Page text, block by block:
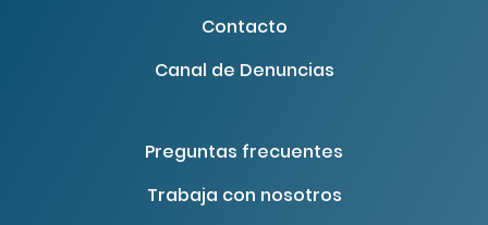
Contacto
Canal de Denuncias
Preguntas frecuentes
Trabaja con nosotros